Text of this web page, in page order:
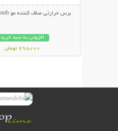
برس حرارتی صاف کننده مو Straight Comb
افزودن به سبد خرید
798,000 تومان